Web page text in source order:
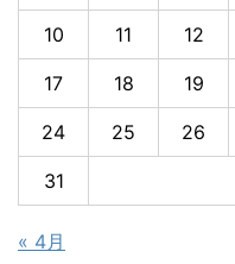
10 11 12
17 18 19
24 25 26
31
« 4月